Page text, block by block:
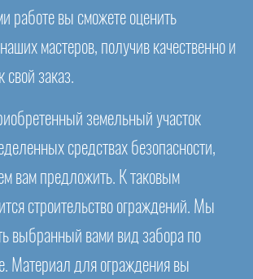
работе вы сможете оценить
мастеров, получив качественно и
свой заказ.
земельный участок
средствах безопасности,
вам предложить. К таковым
строительство ограждений. Мы
выбранный вами вид забора по
Материал для ограждения вы